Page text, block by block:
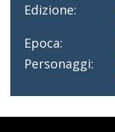
Edizione:
Epoca:
Personaggi: